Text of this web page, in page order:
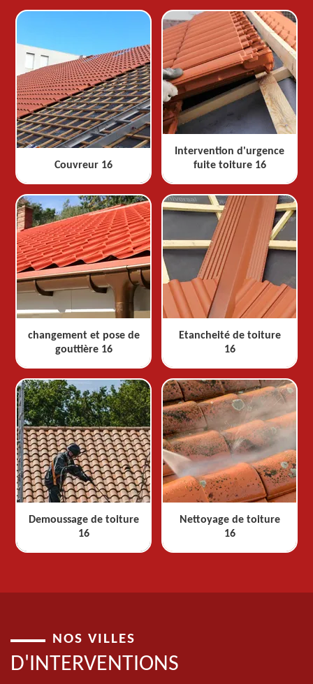
Couvreur 16
Intervention d'urgence
fuite toiture 16
changement et pose de
gouttière 16
Etancheité de toiture
16
Demoussage de toiture
16
Nettoyage de toiture
16
NOS VILLES
D'INTERVENTIONS